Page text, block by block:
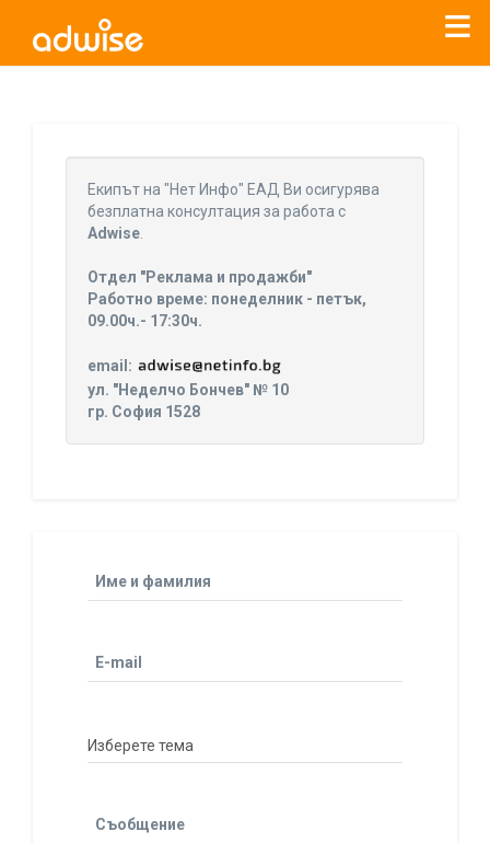
Уважаеми рекламодатели, с настоящото съобщение
бихме искали да Ви уведомим, че „Нет Инфо“ ЕАД (
прекратява услугата Adwiseсчитано от
г
Eкипът на "Нет Инфо" ЕАД Ви осигурява
безплатна консултация за работа с
Adwise.
Отдел "Реклама и продажби"
Работно време: понеделник - петък,
09.00ч.- 17:30ч.
email:
ул. "Неделчо Бончев" № 10
гр. София 1528
Име и фамилия
E-mail
Съобщение